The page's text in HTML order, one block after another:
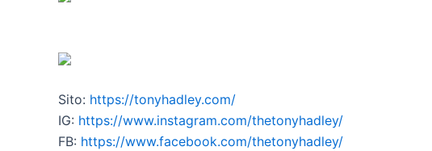
Sito: https://tonyhadley.com/
IG: https://www.instagram.com/thetonyhadley/
FB: https://www.facebook.com/thetonyhadley/